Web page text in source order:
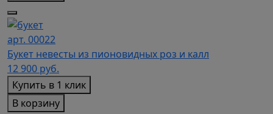
арт. 00022
Букет невесты из пионовидных роз и калл
12 900 руб.
Купить в 1 клик
В корзину